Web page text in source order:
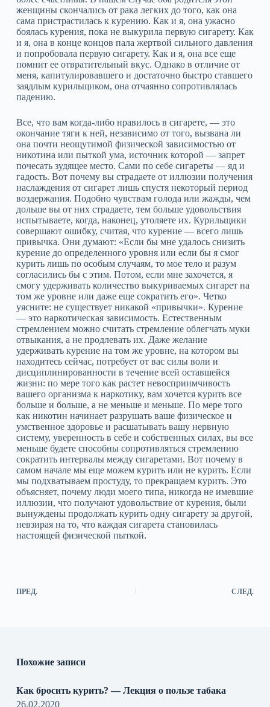
женщины скончались от рака легких до того, как она
сама пристрастилась к курению. Как и я, она ужасно
боялась курения, пока не выкурила первую сигарету. Как
и я, она в конце концов пала жертвой сильного давления
и попробовала первую сигарету. Как и я, она все еще
помнит ее отвратительный вкус. Однако в отличие от
меня, капитулировавшего и достаточно быстро ставшего
заядлым курильщиком, она отчаянно сопротивлялась
падению.
Все, что вам когда‑либо нравилось в сигарете, — это
окончание тяги к ней, независимо от того, вызвана ли
она почти неощутимой физической зависимостью от
никотина или пыткой ума, источник которой — запрет
почесать зудящее место. Сами по себе сигареты — яд и
гадость. Вот почему вы страдаете от иллюзии получения
наслаждения от сигарет лишь спустя некоторый период
воздержания. Подобно чувствам голода или жажды, чем
дольше вы от них страдаете, тем больше удовольствия
испытываете, когда, наконец, утоляете их. Курильщики
совершают ошибку, считая, что курение — всего лишь
привычка. Они думают: «Если бы мне удалось снизить
курение до определенного уровня или если бы я смог
курить лишь по особым случаям, то мое тело и разум
согласились бы с этим. Потом, если мне захочется, я
смогу удерживать количество выкуриваемых сигарет на
том же уровне или даже еще сократить его». Четко
уясните: не существует никакой «привычки». Курение
— это наркотическая зависимость. Естественным
стремлением можно считать стремление облегчать муки
отвыкания, а не продлевать их. Даже желание
удерживать курение на том же уровне, на котором вы
находитесь сейчас, потребует от вас силы воли и
дисциплинированности в течение всей оставшейся
жизни: по мере того как растет невосприимчивость
вашего организма к наркотику, вам хочется курить все
больше и больше, а не меньше и меньше. По мере того
как никотин начинает разрушать ваше физическое и
умственное здоровье и расшатывать вашу нервную
систему, уверенность в себе и собственных силах, вы все
меньше будете способны сопротивляться стремлению
сократить интервалы между сигаретами. Вот почему в
самом начале мы еще можем курить или не курить. Если
мы подхватываем простуду, то прекращаем курить. Это
объясняет, почему люди моего типа, никогда не имевшие
иллюзии, что получают удовольствие от курения, были
вынуждены продолжать курить одну сигарету за другой,
невзирая на то, что каждая сигарета становилась
настоящей физической пыткой.
ПРЕД. СЛЕД.
Похожие записи
Как бросить курить? — Лекция о пользе табака
26.02.2020